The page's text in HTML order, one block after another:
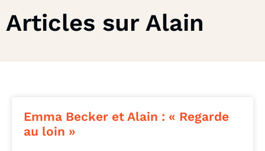
Articles sur Alain
Emma Becker et Alain : « Regarde
au loin »